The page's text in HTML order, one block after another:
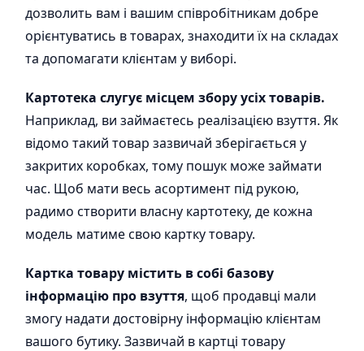
дозволить вам і вашим співробітникам добре
орієнтуватись в товарах, знаходити їх на складах
та допомагати клієнтам у виборі.
Картотека слугує місцем збору усіх товарів.
Наприклад, ви займаєтесь реалізацією взуття. Як
відомо такий товар зазвичай зберігається у
закритих коробках, тому пошук може займати
час. Щоб мати весь асортимент під рукою,
радимо створити власну картотеку, де кожна
модель матиме свою картку товару.
Картка товару містить в собі базову
інформацію про взуття, щоб продавці мали
змогу надати достовірну інформацію клієнтам
вашого бутику. Зазвичай в картці товару